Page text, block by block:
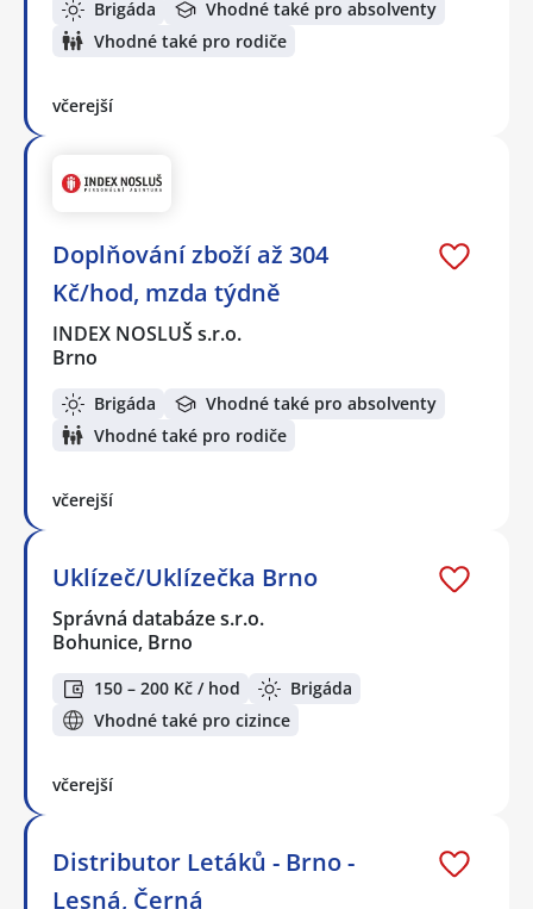
Brigáda
Vhodné také pro absolventy
Vhodné také pro rodiče
včerejší
Doplňování zboží až 304
Kč/hod, mzda týdně
INDEX NOSLUŠ s.r.o.
Brno
Brigáda
Vhodné také pro absolventy
Vhodné také pro rodiče
včerejší
Uklízeč/Uklízečka Brno
Správná databáze s.r.o.
Bohunice, Brno
150 – 200 Kč / hod
Brigáda
Vhodné také pro cizince
včerejší
Distributor Letáků - Brno -
Lesná, Černá